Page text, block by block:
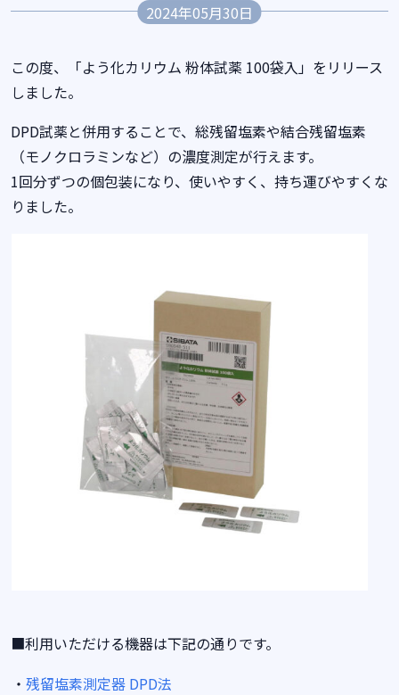
2024年05月30日
この度、「よう化カリウム 粉体試薬 100袋入」をリリース
しました。
DPD試薬と併用することで、総残留塩素や結合残留塩素
（モノクロラミンなど）の濃度測定が行えます。
1回分ずつの個包装になり、使いやすく、持ち運びやすくな
りました。
■利用いただける機器は下記の通りです。
・ 残留塩素測定器 DPD法